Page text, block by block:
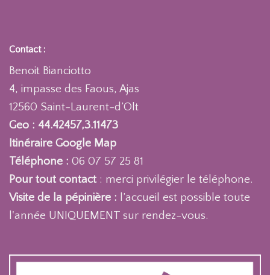
Contact :
Benoit Bianciotto
4, impasse des Faous, Ajas
12560 Saint-Laurent-d’Olt
Geo : 44.42457,3.11473
Itinéraire Google Map
Téléphone : 06 07 57 25 81
Pour tout contact : merci privilégier le téléphone.
Visite de la pépinière : l’accueil est possible toute
l'année UNIQUEMENT sur rendez-vous.